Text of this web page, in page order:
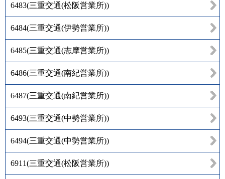
6483(三重交通(松阪営業所))
6484(三重交通(伊勢営業所))
6485(三重交通(志摩営業所))
6486(三重交通(南紀営業所))
6487(三重交通(南紀営業所))
6493(三重交通(中勢営業所))
6494(三重交通(中勢営業所))
6911(三重交通(松阪営業所))